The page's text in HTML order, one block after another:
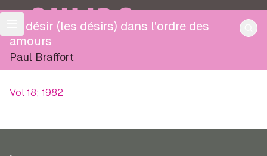
OULIPO
Le désir (les désirs) dans l'ordre des
amours
Paul Braffort
Vol 18; 1982